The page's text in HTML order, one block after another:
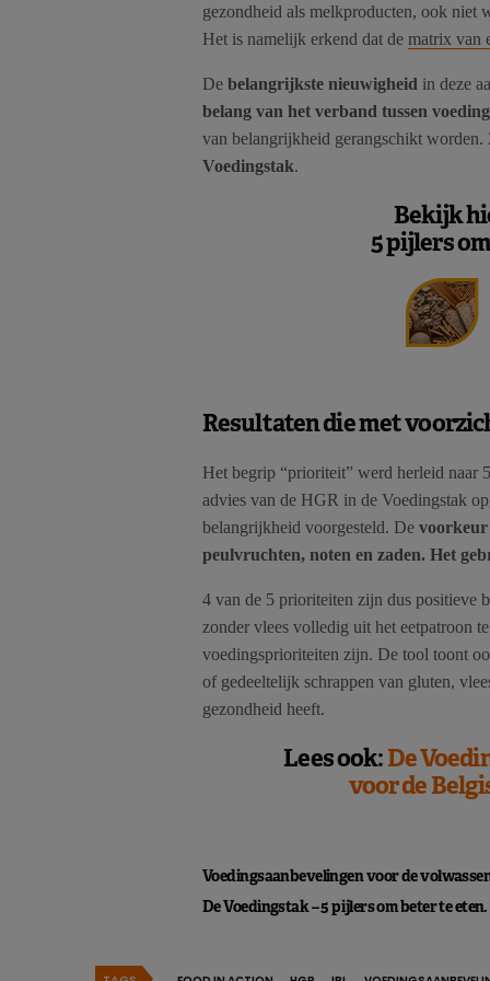
gezondheid als melkproducten, ook niet
Het is namelijk erkend dat de matrix van
De belangrijkste nieuwigheid in deze
belang van het verband tussen
van belangrijkheid gerangschikt worden.
Voedingstak.
Bekijk
5 pijlers
Resultaten die met
Het begrip “prioriteit” werd herleid naar
advies van de HGR in de Voedingstak
belangrijkheid voorgesteld. De voorkeur
peulvruchten, noten en zaden. Het
4 van de 5 prioriteiten zijn dus positieve
zonder vlees volledig uit het eetpatroon
voedingsprioriteiten zijn. De tool toont
of gedeeltelijk schrappen van gluten,
gezondheid heeft.
Lees ook:De
voor de
Voedingsaanbevelingen voor de
De Voedingstak – 5 pijlers om beter te